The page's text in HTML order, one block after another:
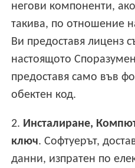
негови компоненти,
такива, по отношение
Ви предоставя лиценз
настоящото
предоставя само във
обектен код.
2. Инсталиране,
ключ. Софтуерът,
данни, изпратен по